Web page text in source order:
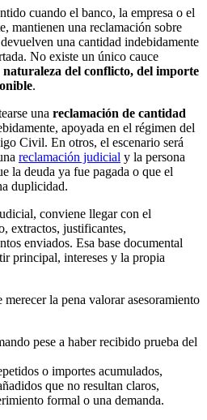
cuando el banco, la empresa o el
mantienen una reclamación sobre
una cantidad indebidamente
No existe un único cauce
naturaleza del conflicto, del importe
.
una reclamación de cantidad
apoyada en el régimen del
Civil. En otros, el escenario será
reclamación judicial y la persona
la deuda ya fue pagada o que el
duplicidad.
conviene llegar con el
extractos, justificantes,
enviados. Esa base documental
principal, intereses y la propia
la pena valorar asesoramiento
pese a haber recibido prueba del
o importes acumulados,
que no resultan claros,
formal o una demanda.